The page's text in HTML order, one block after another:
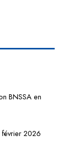
BNSSA en
février 2026